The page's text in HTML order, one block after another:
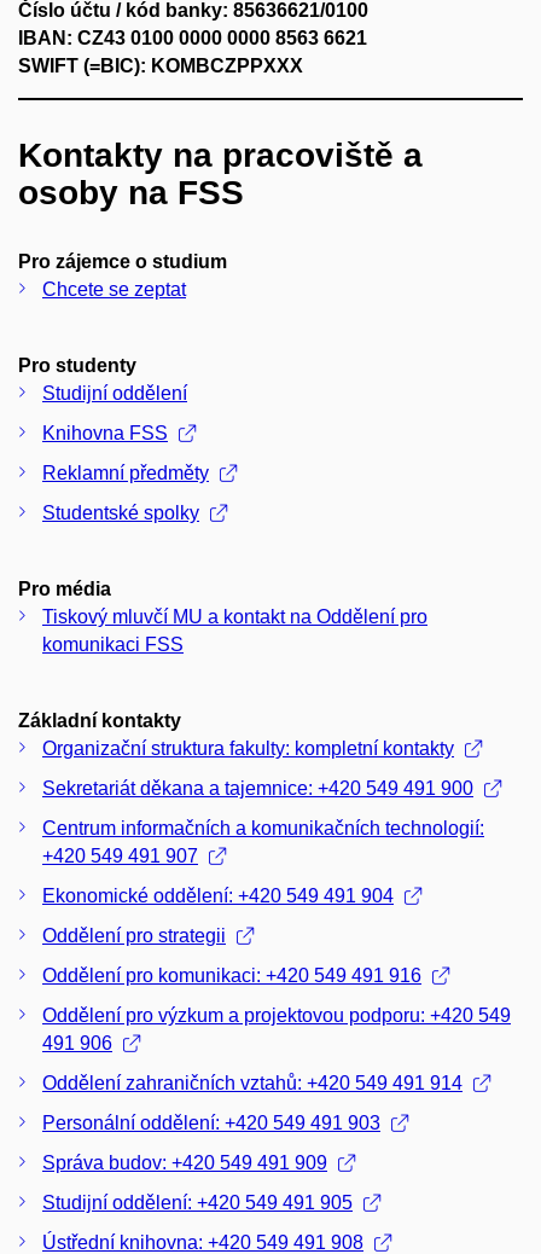
Číslo účtu / kód banky: 85636621/0100
IBAN: CZ43 0100 0000 0000 8563 6621
SWIFT (=BIC): KOMBCZPPXXX
Kontakty na pracoviště a
osoby na FSS
Pro zájemce o studium
Chcete se zeptat
Pro studenty
Studijní oddělení
Knihovna FSS
Reklamní předměty
Studentské spolky
Pro média
Tiskový mluvčí MU a kontakt na Oddělení pro
komunikaci FSS
Základní kontakty
Organizační struktura fakulty: kompletní kontakty
Sekretariát děkana a tajemnice: +420 549 491 900
Centrum informačních a komunikačních technologií:
+420 549 491 907
Ekonomické oddělení: +420 549 491 904
Oddělení pro strategii
Oddělení pro komunikaci: +420 549 491 916
Oddělení pro výzkum a projektovou podporu: +420 549
491 906
Oddělení zahraničních vztahů: +420 549 491 914
Personální oddělení: +420 549 491 903
Správa budov: +420 549 491 909
Studijní oddělení: +420 549 491 905
Ústřední knihovna: +420 549 491 908